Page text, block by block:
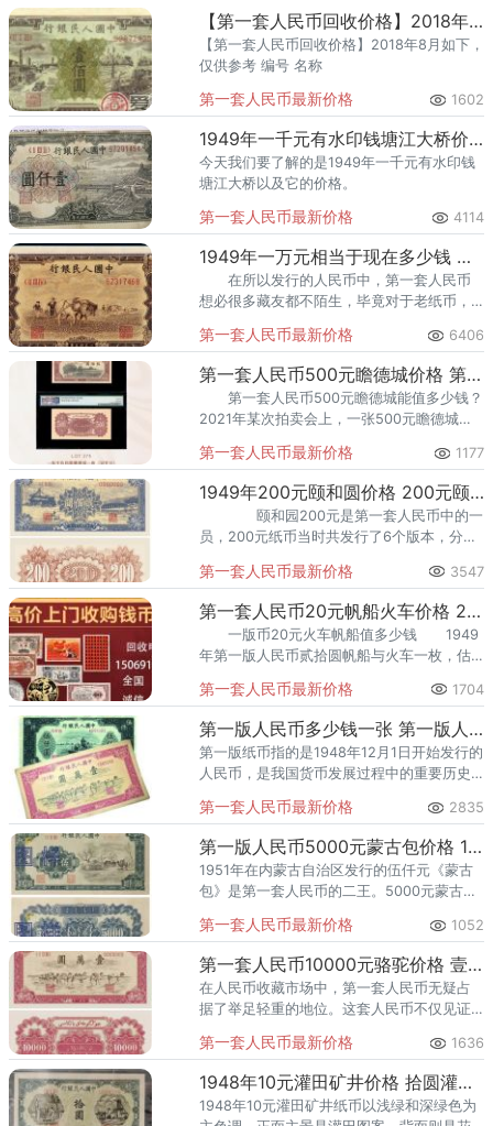
回收渠道里，能精准识别版别溢
【第一套人民币回收价格】2018年8月
【第一套人民币回收价格】2018年8月如下，
仅供参考 编号 名称
第一套人民币最新价格 1602
1949年一千元有水印钱塘江大桥价格 一版币1000元钱塘江大桥值多少钱
今天我们要了解的是1949年一千元有水印钱
塘江大桥以及它的价格。
第一套人民币最新价格 4114
1949年一万元相当于现在多少钱 拍卖价格高吗
在所以发行的人民币中，第一套人民币
想必很多藏友都不陌生，毕竟对于老纸币，
一定的认识。
第一套人民币最新价格 6406
第一套人民币500元瞻德城价格 第一套人民币瞻德城价格
第一套人民币500元瞻德城能值多少钱？
2021年某次拍卖会上，一张500元瞻德城纸
涨了100万倍，收藏价值极其高。 就下图
这张：成交
第一套人民币最新价格 1177
1949年200元颐和圆价格 200元颐和园多少钱
颐和园200元是第一套人民币中的一
员，200元纸币当时共发行了6个版本，分别
圆炼钢、贰佰圆长城、贰佰圆排云殿、贰佰
圆颐和园。
第一套人民币最新价格 3547
第一套人民币20元帆船火车价格 20元帆船火车价格
一版币20元火车帆船值多少钱 1949
年第一版人民币贰拾圆帆船与火车一枚，估
格:3850元，品相如下:
第一套人民币最新价格 1704
第一版人民币多少钱一张 第一版人民币市场价格
第一版纸币指的是1948年12月1日开始发行的
人民币，是我国货币发展过程中的重要历史
经成为了收藏家和历史爱好者的心头好，也
成为了稀缺资源，其价
第一套人民币最新价格 2835
第一版人民币5000元蒙古包价格 1951年五千元蒙古包值多少钱
1951年在内蒙古自治区发行的伍仟元《蒙古
包》是第一套人民币的二王。5000元蒙古包
与“牧马图”并称为第一套人民币中的“双至
尊”。5000元
第一套人民币最新价格 1052
第一套人民币10000元骆驼价格 壹万圆骆驼值多少钱
在人民币收藏市场中，第一套人民币无疑占
据了举足轻重的地位。这套人民币不仅见证
程，更因其独特的历史背景、艺术价值和稀
缺性，成为了收藏家们竞相追逐的
第一套人民币最新价格 1636
1948年10元灌田矿井价格 拾圆灌田矿井市场行情与存世量
1948年10元灌田矿井纸币以浅绿和深绿色为